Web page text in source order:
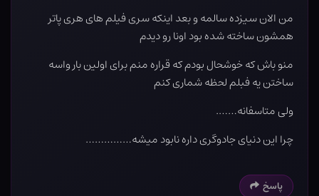
من الان سیزده سالمه و بعد اینکه سری فیلم های هری پاتر
همشون ساخته شده بود اونا رو دیدم
منو باش که خوشحال بودم که قراره منم برای اولین بار واسه
ساختن یه فبلم لحظه شماری کنم
ولی متاسفانه…….
چرا این دنیای جادوگری داره نابود میشه……………
پاسخ